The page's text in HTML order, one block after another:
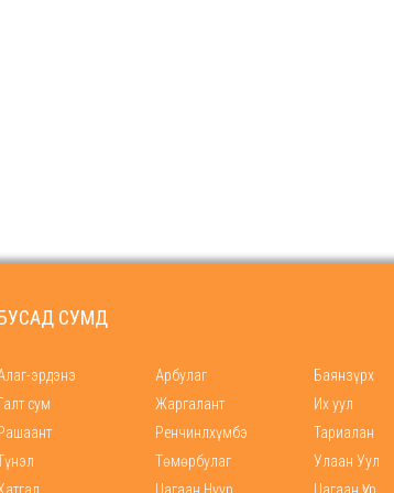
СУМД
эрдэнэ Арбулаг Баянзүрх
Галт сум
Жаргалант Их уул
Ренчинлхүмбэ Тариалан
Төмөрбулаг Улаан Уул